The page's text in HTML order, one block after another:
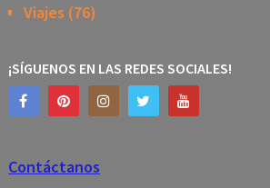
Viajes (76)
¡SÍGUENOS EN LAS REDES SOCIALES!
Contáctanos